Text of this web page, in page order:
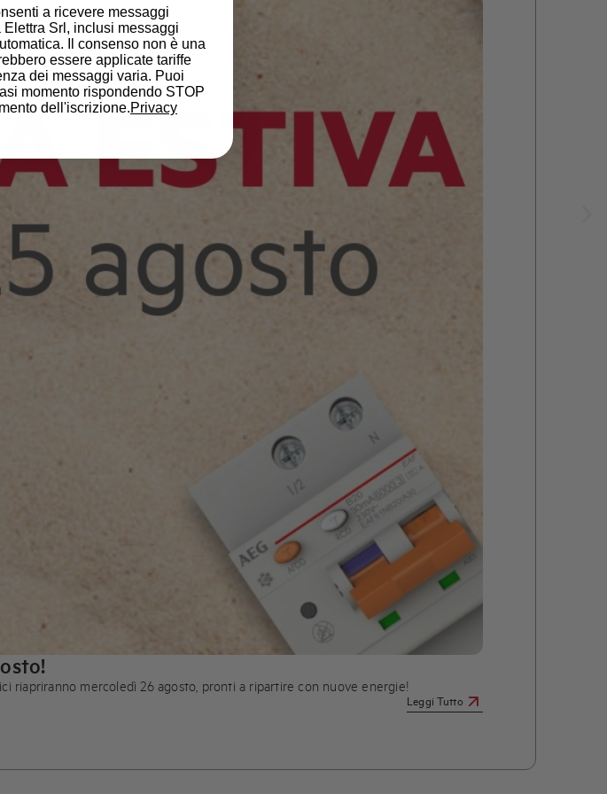
riapriranno mercoledì 26 agosto, pronti a ripartire con nuove energie!
Leggi Tutto
a ricevere messaggi
Srl, inclusi messaggi
Il consenso non è una
essere applicate tariffe
dei messaggi varia. Puoi
momento rispondendo STOP
dell'iscrizione.Privacy